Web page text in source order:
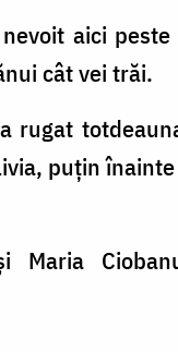
aici
cât vei trăi.
rugat
puţin